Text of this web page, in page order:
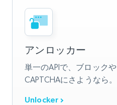
アンロッカー
単一のAPIで、ブロックや
CAPTCHAにさようなら。
Unlocker